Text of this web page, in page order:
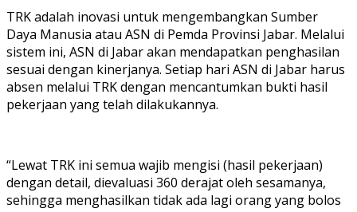
TRK adalah inovasi untuk mengembangkan Sumber
Daya Manusia atau ASN di Pemda Provinsi Jabar. Melalui
sistem ini, ASN di Jabar akan mendapatkan penghasilan
sesuai dengan kinerjanya. Setiap hari ASN di Jabar harus
absen melalui TRK dengan mencantumkan bukti hasil
pekerjaan yang telah dilakukannya.
“Lewat TRK ini semua wajib mengisi (hasil pekerjaan)
dengan detail, dievaluasi 360 derajat oleh sesamanya,
sehingga menghasilkan tidak ada lagi orang yang bolos